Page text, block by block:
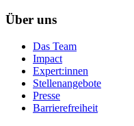
Über uns
Das Team
Impact
Expert:innen
Stellenangebote
Presse
Barrierefreiheit